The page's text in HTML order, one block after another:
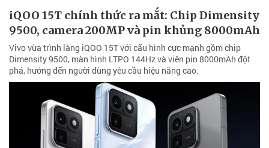
iQOO 15T chính thức ra mắt: Chip Dimensity
9500, camera 200MP và pin khủng 8000mAh
Vivo vừa trình làng iQOO 15T với cấu hình cực mạnh gồm chip
Dimensity 9500, màn hình LTPO 144Hz và viên pin 8000mAh đột
phá, hướng đến người dùng yêu cầu hiệu năng cao.